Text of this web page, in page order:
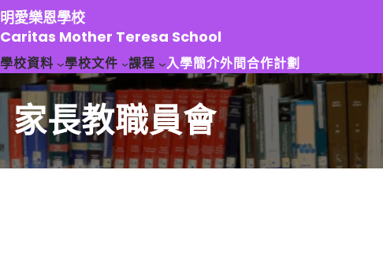
跳
至
主
要
容
明愛樂恩學校
Caritas Mother Teresa School
學校資料 學校文件 課程 入學簡介外間合作計劃
家長教職員會